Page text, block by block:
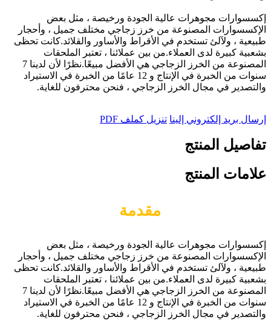
إكسسوارات مجوهرات عالية الجودة ورخيصة ، مثل بعض
الإكسسوارات المصنوعة من خرز زجاجي مختلف جميل ، وأحجار
طبيعية ، ولآلئ تستخدم في الأقراط والأساور والقلائد.كانت تحظى
بشعبية كبيرة لدى العملاء.من بين عملائنا ، تعتبر الملحقات
المصنوعة من الخرز الزجاجي هي الأفضل مبيعًا.نظرًا لأن لدينا 7
سنوات من الخبرة في الإنتاج و 12 عامًا من الخبرة في الاستيراد
والتصدير في مجال الخرز الزجاجي ، فنحن محترفون للغاية.
إرسال بريد إلكتروني إلينا تنزيل كملف PDF
تفاصيل المنتج
علامات المنتج
مقدمة
إكسسوارات مجوهرات عالية الجودة ورخيصة ، مثل بعض
الإكسسوارات المصنوعة من خرز زجاجي مختلف جميل ، وأحجار
طبيعية ، ولآلئ تستخدم في الأقراط والأساور والقلائد.كانت تحظى
بشعبية كبيرة لدى العملاء.من بين عملائنا ، تعتبر الملحقات
المصنوعة من الخرز الزجاجي هي الأفضل مبيعًا.نظرًا لأن لدينا 7
سنوات من الخبرة في الإنتاج و 12 عامًا من الخبرة في الاستيراد
والتصدير في مجال الخرز الزجاجي ، فنحن محترفون للغاية.